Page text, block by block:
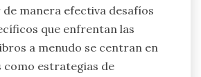
manera efectiva desafíos
que enfrentan las
a menudo se centran en
como estrategias de